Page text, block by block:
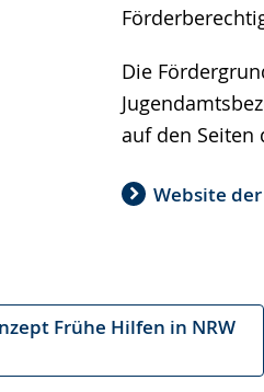
Die
auf den Seiten
Website
Frühe Hilfen in NRW